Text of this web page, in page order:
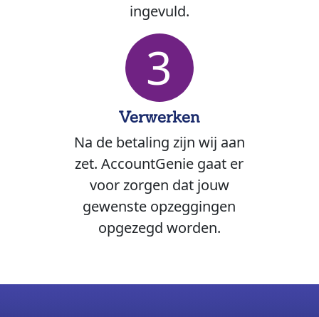
ingevuld.
3
Verwerken
Na de betaling zijn wij aan
zet. AccountGenie gaat er
voor zorgen dat jouw
gewenste opzeggingen
opgezegd worden.